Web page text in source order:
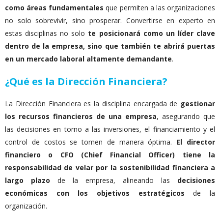
como áreas fundamentales que permiten a las organizaciones
no solo sobrevivir, sino prosperar. Convertirse en experto en
estas disciplinas no solo te posicionará como un líder clave
dentro de la empresa, sino que también te abrirá puertas
en un mercado laboral altamente demandante.
¿Qué es la Dirección Financiera?
La Dirección Financiera es la disciplina encargada de gestionar
los recursos financieros de una empresa, asegurando que
las decisiones en torno a las inversiones, el financiamiento y el
control de costos se tomen de manera óptima. El director
financiero o CFO (Chief Financial Officer) tiene la
responsabilidad de velar por la sostenibilidad financiera a
largo plazo de la empresa, alineando las decisiones
económicas con los objetivos estratégicos de la
organización.